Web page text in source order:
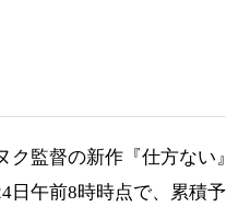
監督の新作『仕方ない
午前8時時点で、累積